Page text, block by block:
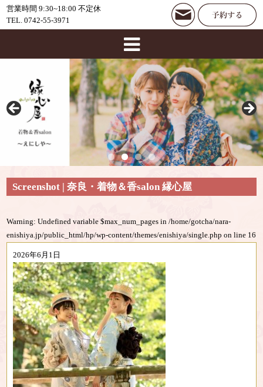
営業時間 9:30~18:00 不定休
TEL. 0742-55-3971
Screenshot | 奈良・着物＆香salon 縁心屋
Warning: Undefined variable $max_num_pages in/home/gotcha/nara-
enishiya.jp/public_html/hp/wp-content/themes/enishiya/single.php on line 16
2026年6月1日